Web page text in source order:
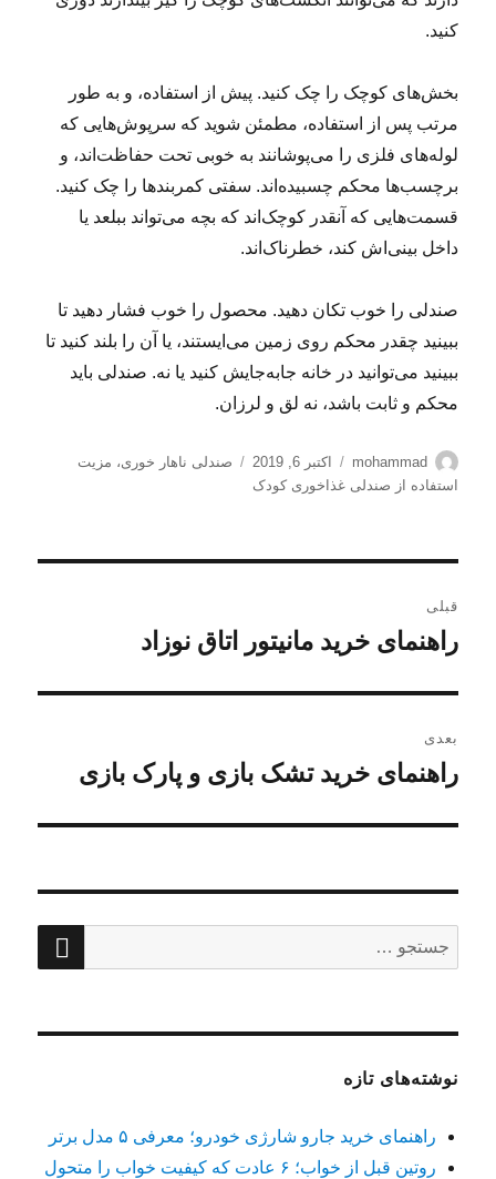
کنید.
بخش‌های کوچک را چک کنید. پیش از استفاده، و به طور
مرتب پس از استفاده، مطمئن شوید که سرپوش‌هایی که
لوله‌های فلزی را می‌پوشانند به خوبی تحت حفاظت‌اند، و
برچسب‌ها محکم چسبیده‌اند. سفتی کمربندها را چک کنید.
قسمت‌هایی که آنقدر کوچک‌اند که بچه می‌تواند ببلعد یا
داخل بینی‌اش کند، خطرناک‌اند.
صندلی را خوب تکان دهید. محصول را خوب فشار دهید تا
ببینید چقدر محکم روی زمین می‌ایستند، یا آن را بلند کنید تا
ببینید می‌توانید در خانه جابه‌جایش کنید یا نه. صندلی باید
محکم و ثابت باشد، نه لق و لرزان.
نویسنده
mohammad
ارسال
شده
اکتبر 6, 2019 برچسب‌ها
صندلی ناهار خوری، مزیت
استفاده از صندلی غذاخوری کودک
نوشته
قبلی
نوشته
راهنمای خرید مانیتور اتاق نوزاد
بعدی
نوشته
راهنمای خرید تشک بازی و پارک بازی
برای:
نوشته‌های تازه
راهنمای خرید جارو شارژی خودرو؛ معرفی ۵ مدل برتر
روتین قبل از خواب؛ ۶ عادت که کیفیت خواب را متحول